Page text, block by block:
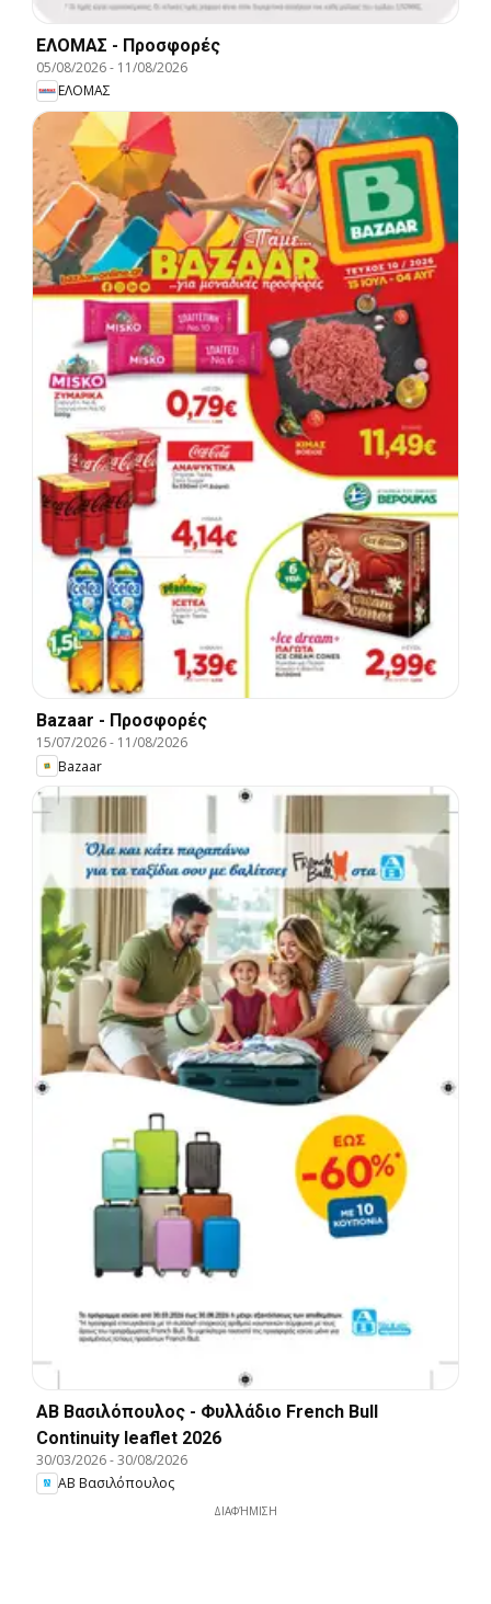
ΕΛΟΜΑΣ - Προσφορές
05/08/2026- 11/08/2026
ΕΛΟΜΑΣ
Bazaar - Προσφορές
15/07/2026- 11/08/2026
Bazaar
ΑΒ Βασιλόπουλος - Φυλλάδιο French Bull
Continuity leaflet 2026
30/03/2026-30/08/2026
ΑΒ Βασιλόπουλος
ΔΙΑΦΉΜΙΣΗ